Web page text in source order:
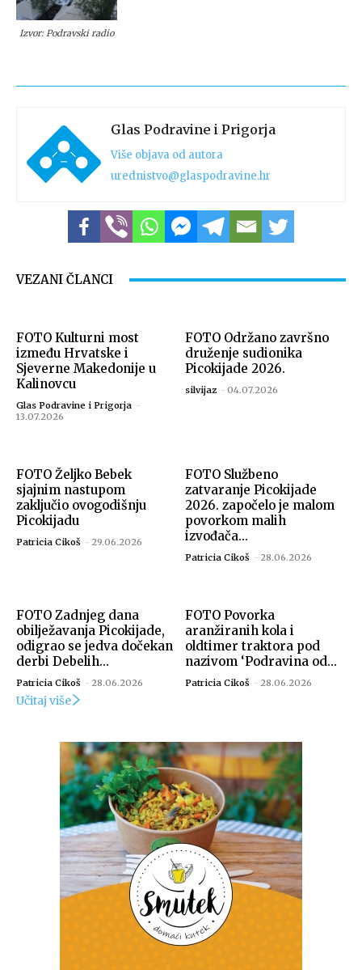
Izvor: Podravski radio
Glas Podravine i Prigorja
Više objava od autora
urednistvo@glaspodravine.hr
VEZANI ČLANCI
FOTO Kulturni most
između Hrvatske i
Sjeverne Makedonije u
Kalinovcu
Glas Podravine i Prigorja -
13.07.2026
FOTO Održano završno
druženje sudionika
Picokijade 2026.
silvijaz - 04.07.2026
FOTO Željko Bebek
sjajnim nastupom
zaključio ovogodišnju
Picokijadu
Patricia Cikoš - 29.06.2026
FOTO Službeno
zatvaranje Picokijade
2026. započelo je malom
povorkom malih
izvođača...
Patricia Cikoš - 28.06.2026
FOTO Zadnjeg dana
obilježavanja Picokijade,
odigrao se jedva dočekan
derbi Debelih...
Patricia Cikoš - 28.06.2026
FOTO Povorka
aranžiranih kola i
oldtimer traktora pod
nazivom ‘Podravina od...
Patricia Cikoš - 28.06.2026
Učitaj više